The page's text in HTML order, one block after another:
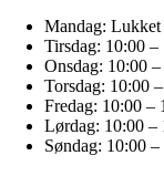
Mandag: Lukket
Tirsdag: 10:00 –
Onsdag: 10:00
Torsdag: 10:00
Fredag: 10:00 –
Lørdag: 10:00 –
Søndag: 10:00